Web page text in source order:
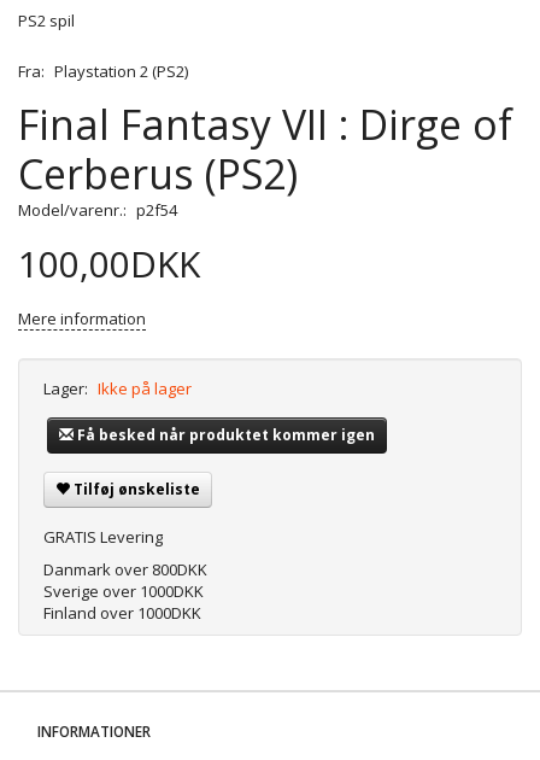
PS2 spil
Fra: Playstation 2 (PS2)
Final Fantasy VII : Dirge of
Cerberus (PS2)
Model/varenr.: p2f54
100,00DKK
Mere information
Lager: Ikke på lager
Få besked når produktet kommer igen
Tilføj ønskeliste
GRATIS Levering
Danmark over 800DKK
Sverige over 1000DKK
Finland over 1000DKK
INFORMATIONER